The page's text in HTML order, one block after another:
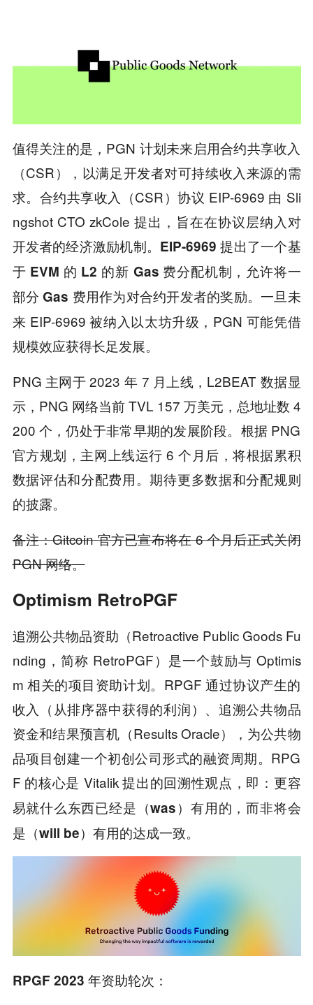
值得关注的是，PGN 计划未来启用合约共享收入
（CSR），以满足开发者对可持续收入来源的需
求。合约共享收入（CSR）协议 EIP-6969 由 Sli
ngshot CTO zkCole 提出，旨在在协议层纳入对
开发者的经济激励机制。 EIP-6969 提出了一个基
于 EVM 的 L2 的新 Gas 费分配机制，允许将一
部分 Gas 费用作为对合约开发者的奖励。一旦未
来 EIP-6969 被纳入以太坊升级，PGN 可能凭借
规模效应获得长足发展。
PNG 主网于 2023 年 7 月上线，L2BEAT 数据显
示，PNG 网络当前 TVL 157 万美元，总地址数 4
200 个，仍处于非常早期的发展阶段。根据 PNG
官方规划，主网上线运行 6 个月后，将根据累积
数据评估和分配费用。期待更多数据和分配规则
的披露。
备注：Gitcoin 官方已宣布将在 6 个月后正式关闭
PGN 网络。
Optimism RetroPGF
追溯公共物品资助 （Retroactive Public Goods Fu
nding，简称 RetroPGF）是一个鼓励与 Optimis
m 相关的项目资助计划。RPGF 通过协议产生的
收入（从排序器中获得的利润）、追溯公共物品
资金和结果预言机（Results Oracle），为公共物
品项目创建一个初创公司形式的融资周期。RPG
F 的核心是 Vitalik 提出的回溯性观点，即： 更容
易就什么东西已经是（was）有用的，而非将会
是（will be）有用的达成一致。
RPGF 2023 年资助轮次 ：